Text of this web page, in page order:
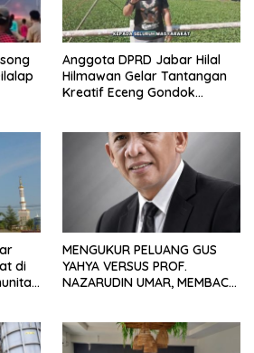
Anggota DPRD Jabar Hilal
Hilmawan Gelar Tantangan
Kreatif Eceng Gondok
di
MENGUKUR PELUANG GUS
YAHYA VERSUS PROF.
NAZARUDIN UMAR, MEMBACA